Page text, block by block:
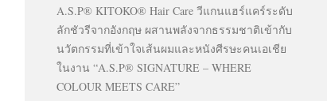
A.S.P® KITOKO® Hair Care วีแกนแฮร์แคร์ระดับ
ลักชัวรีจากอังกฤษ ผสานพลังจากธรรมชาติเข้ากับ
นวัตกรรมที่เข้าใจเส้นผมและหนังศีรษะคนเอเชีย
ในงาน “A.S.P® SIGNATURE – WHERE
COLOUR MEETS CARE”